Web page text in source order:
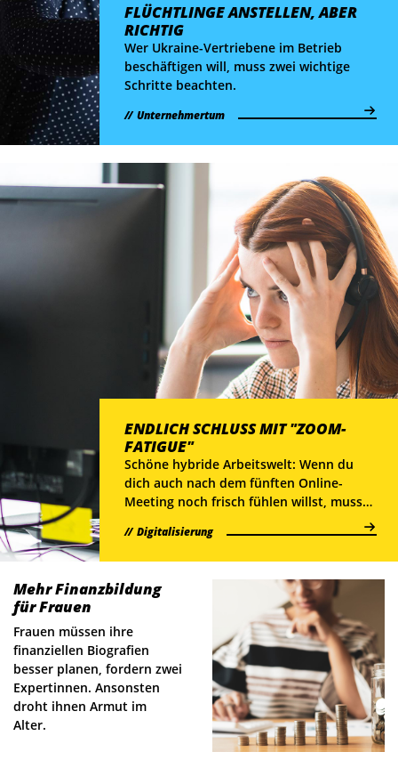
FLÜCHTLINGE ANSTELLEN, ABER
RICHTIG
Wer Ukraine-Vertriebene im Betrieb
beschäftigen will, muss zwei wichtige
Schritte beachten.
Unternehmertum
ENDLICH SCHLUSS MIT "ZOOM-
FATIGUE"
Schöne hybride Arbeitswelt: Wenn du
dich auch nach dem fünften Online-
Meeting noch frisch fühlen willst, musst
Digitalisierung
Mehr Finanzbildung
für Frauen
Frauen müssen ihre
finanziellen Biografien
besser planen, fordern zwei
Expertinnen. Ansonsten
droht ihnen Armut im
Alter.